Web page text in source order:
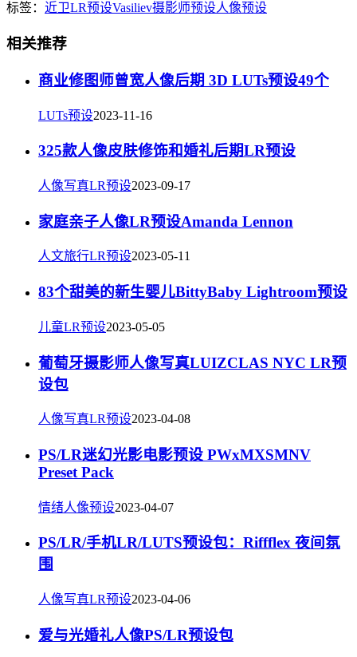
标签： 近卫LR预设Vasiliev摄影师预设人像预设
相关推荐
商业修图师曾宽人像后期 3D LUTs预设49个
LUTs预设2023-11-16
325款人像皮肤修饰和婚礼后期LR预设
人像写真LR预设2023-09-17
家庭亲子人像LR预设Amanda Lennon
人文旅行LR预设2023-05-11
83个甜美的新生婴儿BittyBaby Lightroom预设
儿童LR预设2023-05-05
葡萄牙摄影师人像写真LUIZCLAS NYC LR预
设包
人像写真LR预设2023-04-08
PS/LR迷幻光影电影预设 PWxMXSMNV
Preset Pack
情绪人像预设2023-04-07
PS/LR/手机LR/LUTS预设包：Riffflex 夜间氛
围
人像写真LR预设2023-04-06
爱与光婚礼人像PS/LR预设包